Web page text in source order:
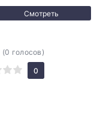
(0 голосов)
0